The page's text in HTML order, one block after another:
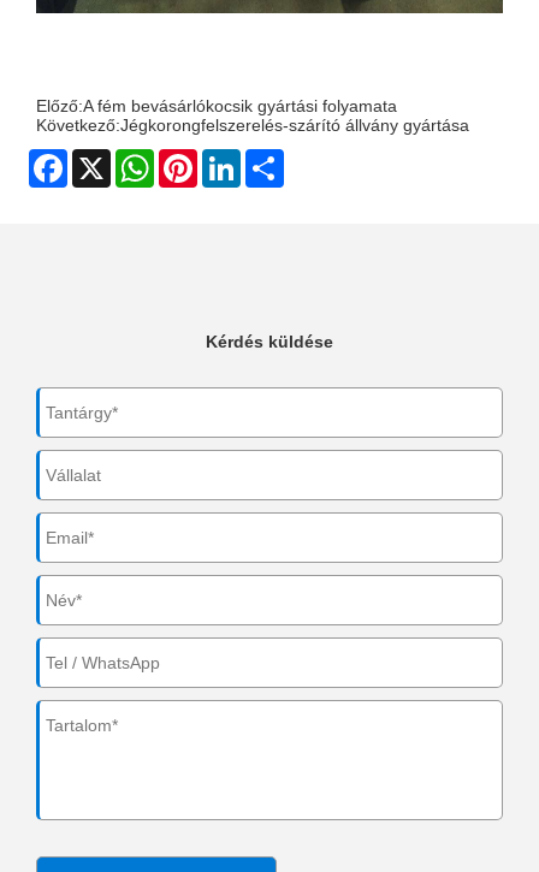
Előző:A fém bevásárlókocsik gyártási folyamata
Következő:Jégkorongfelszerelés-szárító állvány gyártása
Facebook
X WhatsAppPinterestLinkedIn
Kérdés küldése